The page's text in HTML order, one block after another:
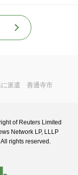
に派遣 善通寺市
of Reuters Limited
Network LP, LLLP
rights reserved.